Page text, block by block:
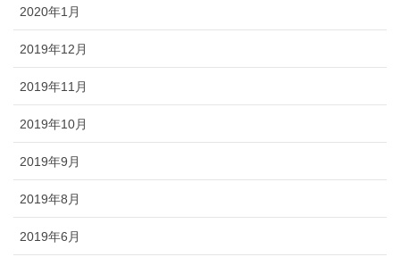
2020年1月
2019年12月
2019年11月
2019年10月
2019年9月
2019年8月
2019年6月